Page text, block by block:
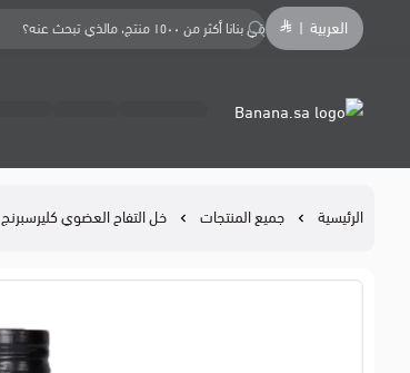
العربية |
Banana.sa
الرئيسية جميع المنتجات خل التفاح العضوي كليرسبرنج